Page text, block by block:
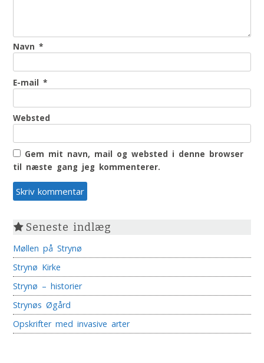
Navn*
E-mail*
Websted
Gem mit navn, mail og websted i denne browser
til næste gang jeg kommenterer.
Seneste indlæg
Møllen på Strynø
Strynø Kirke
Strynø – historier
Strynøs Øgård
Opskrifter med invasive arter